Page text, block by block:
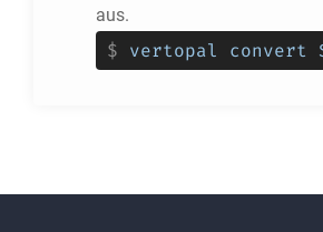
aus.
$ vertopal convert